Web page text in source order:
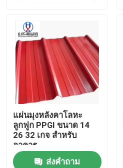
เกี่ยวกับเรา
ทัวร์โรงงาน
ควบคุมคุณภาพ
ติดต่อเรา
ขออ้าง
แผ่นมุงหลังคาโลหะ
ลูกฟูก PPGI ขนาด 14
26 32 เกจ สำหรับ
อาคาร
ส่งคำถาม